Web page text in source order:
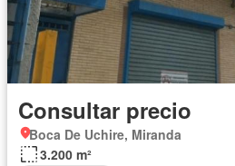
Consultar precio
Boca De Uchire, Miranda
3.200 m²